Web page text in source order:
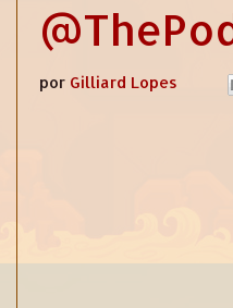
por Gilliard Lopes